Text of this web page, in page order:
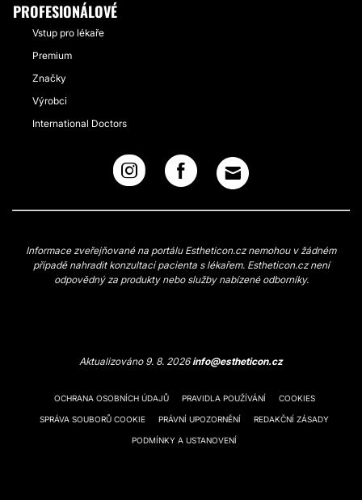
PROFESIONÁLOVÉ
Vstup pro lékaře
Premium
Značky
Výrobci
International Doctors
Informace zveřejňované na portálu Estheticon.cz nemohou v žádném
případě nahradit konzultaci pacienta s lékařem. Estheticon.cz není
odpovědný za produkty nebo služby nabízené odborníky.
Aktualizováno 9. 8. 2026info@estheticon.cz
OCHRANA OSOBNÍCH ÚDAJŮ PRAVIDLA POUŽÍVÁNÍ COOKIES
SPRÁVA SOUBORŮ COOKIE PRÁVNÍ UPOZORNĚNÍ REDAKČNÍ ZÁSADY
PODMÍNKY A USTANOVENÍ